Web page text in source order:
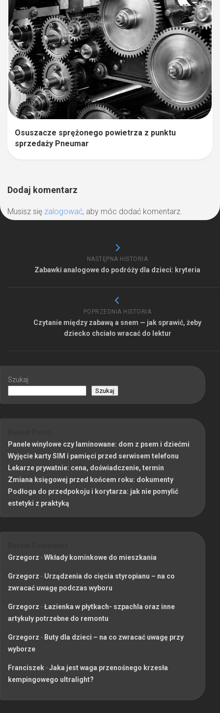
Osuszacze sprężonego powietrza z punktu
sprzedaży Pneumar
Dodaj komentarz
Musisz się zalogować, aby móc dodać komentarz.
NASTĘPNA HISTORIA
Zabawki analogowe do podróży dla dzieci: kryteria
POPRZEDNIA HISTORIA
Czytanie między zabawą a snem — jak sprawić, żeby
dziecko chciało wracać do lektur
Szukaj
Szukaj
Panele winylowe czy laminowane: dom z psem i dziećmi
Wyjęcie karty SIM i pamięci przed serwisem telefonu
Lekarze prywatnie: cena, doświadczenie, termin
Zmiana księgowej przed końcem roku: dokumenty
Podłoga do przedpokoju i korytarza: jak nie pomylić
estetyki z praktyką
Grzegorz -Wkłady kominkowe do mieszkania
Grzegorz - Urządzenia do cięcia styropianu – na co
zwracać uwagę podczas wyboru
Grzegorz -Łazienka w płytkach- szpachla oraz inne
artykuły potrzebne do remontu
Grzegorz - Buty dla dzieci – na co zwracać uwagę przy
wyborze
Franciszek-Jaka jest waga przenośnego krzesła
kempingowego ultralight?